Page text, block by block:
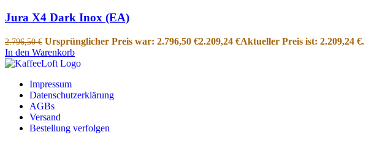
Jura X4 Dark Inox (EA)
2.796,50€ Ursprünglicher Preis war: 2.796,50 €2.209,24 €Aktueller Preis ist: 2.209,24 €.
In den Warenkorb
Impressum
Datenschutzerklärung
AGBs
Versand
Bestellung verfolgen